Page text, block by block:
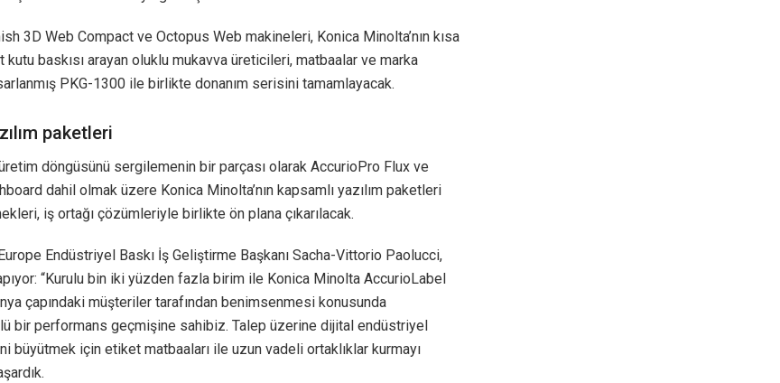
3D Web Compact ve Octopus Web makineleri, Konica Minolta’nın kısa
kutu baskısı arayan oluklu mukavva üreticileri, matbaalar ve marka
PKG-1300 ile birlikte donanım serisini tamamlayacak.
paketleri
döngüsünü sergilemenin bir parçası olarak AccurioPro Flux ve
dahil olmak üzere Konica Minolta’nın kapsamlı yazılım paketleri
iş ortağı çözümleriyle birlikte ön plana çıkarılacak.
Endüstriyel Baskı İş Geliştirme Başkanı Sacha-Vittorio Paolucci,
“Kurulu bin iki yüzden fazla birim ile Konica Minolta AccurioLabel
çapındaki müşteriler tarafından benimsenmesi konusunda
bir performans geçmişine sahibiz. Talep üzerine dijital endüstriyel
büyütmek için etiket matbaaları ile uzun vadeli ortaklıklar kurmayı